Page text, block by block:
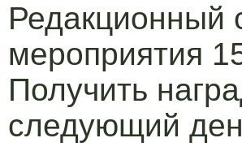
Редакционный
мероприятия
Получить
следующий